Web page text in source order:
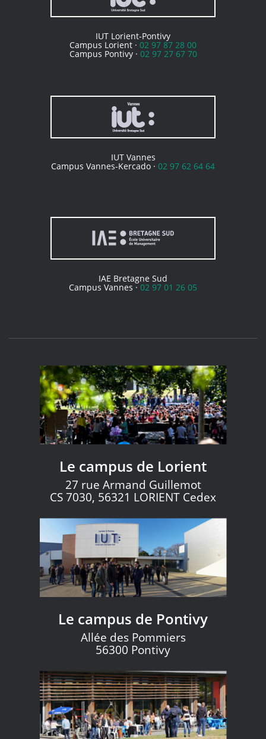
IUT Lorient-Pontivy
Campus Lorient · 02 97 87 28 00
Campus Pontivy · 02 97 27 67 70
IUT Vannes
Campus Vannes-Kercado · 02 97 62 64 64
IAE Bretagne Sud
Campus Vannes ·02 97 01 26 05
Le campus de Lorient
27 rue Armand Guillemot
CS 7030, 56321 LORIENT Cedex
Le campus de Pontivy
Allée des Pommiers
56300 Pontivy